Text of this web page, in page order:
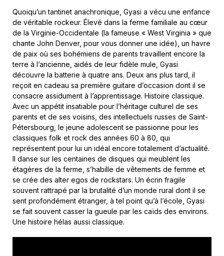
Quoiqu’un tantinet anachronique, Gyasi a vécu une enfance
de véritable rockeur. Élevé dans la ferme familiale au cœur
de la Virginie-Occidentale (la fameuse « West Virginia » que
chante John Denver, pour vous donner une idée), un havre
de paix où ses bohémiens de parents travaillent encore la
terre à l’ancienne, aidés de leur fidèle mule, Gyasi
découvre la batterie à quatre ans. Deux ans plus tard, il
reçoit en cadeau sa première guitare d’occasion dont il se
consacre assidument à l’apprentissage. Histoire classique.
Avec un appétit insatiable pour l’héritage culturel de ses
parents et de ses voisins, des intellectuels russes de Saint-
Pétersbourg, le jeune adolescent se passionne pour les
classiques folk et rock des années 60 à 80, qui
représentent pour lui un idéal encore totalement d’actualité.
Il danse sur les centaines de disques qui meublent les
étagères de la ferme, s’habille de vêtements de femme et
se crée des alter egos de rockstars. Un écrin fragile
souvent rattrapé par la brutalité d’un monde rural dont il se
sent profondément étranger, à tel point qu’à l’école, Gyasi
se fait souvent casser la gueule par les caïds des environs.
Une histoire hélas aussi classique.